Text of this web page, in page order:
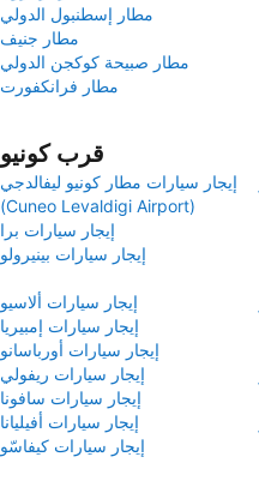
مطار إسطنبول الدولي
مطار جنيف
مطار صبيحة كوكجن الدولي
مطار فرانكفورت
قرب كونيو
إيجار سيارات مطار كونيو ليفالدجي
(Cuneo Levaldigi Airport)
إيجار سيارات برا
إيجار سيارات بينيرولو
إيجار سيارات ألاسيو
إيجار سيارات إمبيريا
إيجار سيارات أورباسانو
إيجار سيارات ريفولي
إيجار سيارات سافونا
إيجار سيارات أفيليانا
إيجار سيارات كيفاسّو